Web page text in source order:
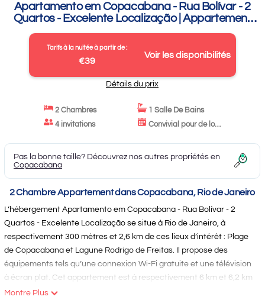
Apartamento em Copacabana - Rua Bolívar - 2
Quartos - Excelente Localização | Appartement
dans Rio de Janeiro
Tarifs à la nuitée à partir de :
€39
Voir les disponibilités
Détails du prix
2 Chambres
1 Salle De Bains
4 invitations
Convivial pour de longs séjours
Pas la bonne taille? Découvrez nos autres propriétés en
Copacabana
2 Chambre Appartement dans Copacabana, Rio de Janeiro
L’hébergement Apartamento em Copacabana - Rua Bolívar - 2
Quartos - Excelente Localização se situe à Rio de Janeiro, à
respectivement 300 mètres et 2,6 km de ces lieux d’intérêt : Plage
de Copacabana et Lagune Rodrigo de Freitas. Il propose des
équipements tels qu’une connexion Wi-Fi gratuite et une télévision
à écran plat. Cet appartement est à respectivement 6 km et 6,2 km
de : Jardin botanique de Rio de Janeiro et Mont du Pain de Sucre.
Montre Plus